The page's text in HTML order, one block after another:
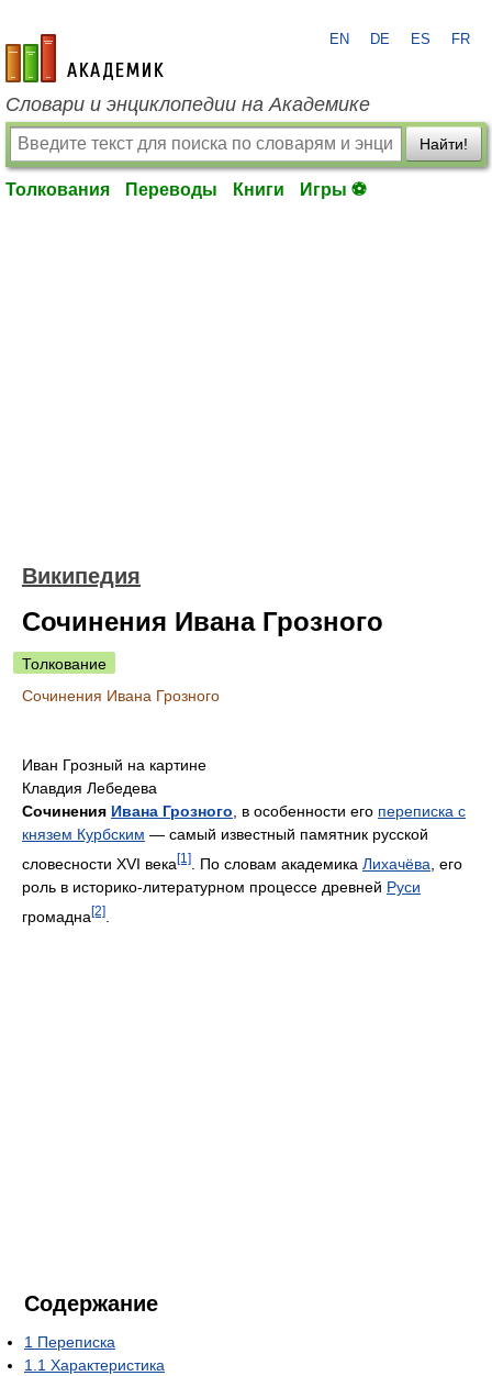
academic.ru
EN DE ES FR
Словари и энциклопедии на Академике
Найти!
Толкования Переводы Книги Игры ⚽
Википедия
Сочинения Ивана Грозного
Толкование
Сочинения Ивана Грозного
Иван Грозный на картине
Клавдия Лебедева
Сочинения Ивана Грозного , в особенности его переписка с
князем Курбским — самый известный памятник русской
словесности XVI века[1] . По словам академика Лихачёва , его
роль в историко-литературном процессе древней Руси
громадна[2]
Содержание
1 Переписка
1.1 Характеристика